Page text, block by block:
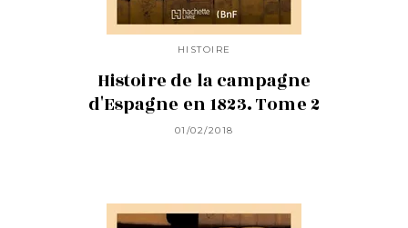
HISTOIRE
Histoire de la campagne
d'Espagne en 1823. Tome 2
01/02/2018